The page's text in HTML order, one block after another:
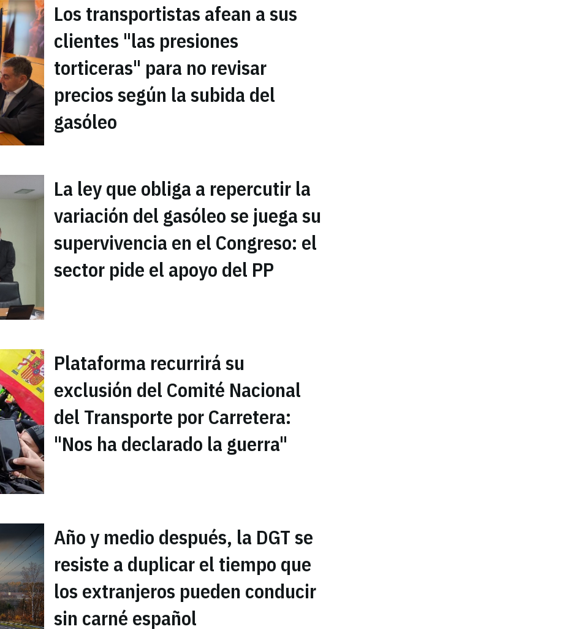
Los transportistas afean a sus
clientes "las presiones
torticeras" para no revisar
precios según la subida del
gasóleo
La ley que obliga a repercutir la
variación del gasóleo se juega su
supervivencia en el Congreso: el
sector pide el apoyo del PP
Plataforma recurrirá su
exclusión del Comité Nacional
del Transporte por Carretera:
"Nos ha declarado la guerra"
Año y medio después, la DGT se
resiste a duplicar el tiempo que
los extranjeros pueden conducir
sin carné español